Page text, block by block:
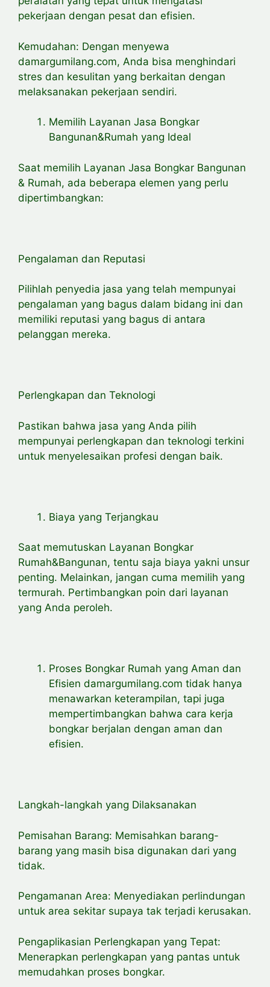
pekerjaan dengan pesat dan efisien.
Kemudahan: Dengan menyewa
damargumilang.com, Anda bisa menghindari
stres dan kesulitan yang berkaitan dengan
melaksanakan pekerjaan sendiri.
Memilih Layanan Jasa Bongkar
Bangunan&Rumah yang Ideal
Saat memilih Layanan Jasa Bongkar Bangunan
& Rumah, ada beberapa elemen yang perlu
dipertimbangkan:
Pengalaman dan Reputasi
Pilihlah penyedia jasa yang telah mempunyai
pengalaman yang bagus dalam bidang ini dan
memiliki reputasi yang bagus di antara
pelanggan mereka.
Perlengkapan dan Teknologi
Pastikan bahwa jasa yang Anda pilih
mempunyai perlengkapan dan teknologi terkini
untuk menyelesaikan profesi dengan baik.
Biaya yang Terjangkau
Saat memutuskan Layanan Bongkar
Rumah&Bangunan, tentu saja biaya yakni unsur
penting. Melainkan, jangan cuma memilih yang
termurah. Pertimbangkan poin dari layanan
yang Anda peroleh.
Proses Bongkar Rumah yang Aman dan
Efisien damargumilang.com tidak hanya
menawarkan keterampilan, tapi juga
mempertimbangkan bahwa cara kerja
bongkar berjalan dengan aman dan
efisien.
Langkah-langkah yang Dilaksanakan
Pemisahan Barang: Memisahkan barang-
barang yang masih bisa digunakan dari yang
tidak.
Pengamanan Area: Menyediakan perlindungan
untuk area sekitar supaya tak terjadi kerusakan.
Pengaplikasian Perlengkapan yang Tepat:
Menerapkan perlengkapan yang pantas untuk
memudahkan proses bongkar.